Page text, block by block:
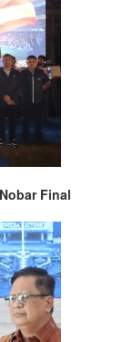
Final